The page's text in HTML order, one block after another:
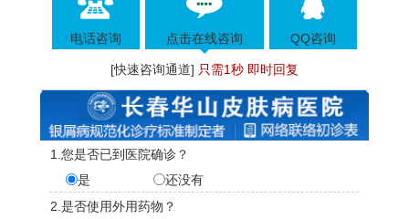
电话咨询 点击在线咨询 QQ咨询
[快速咨询通道] 只需1秒 即时回复
1.您是否已到医院确诊？
是
还没有
2.是否使用外用药物？